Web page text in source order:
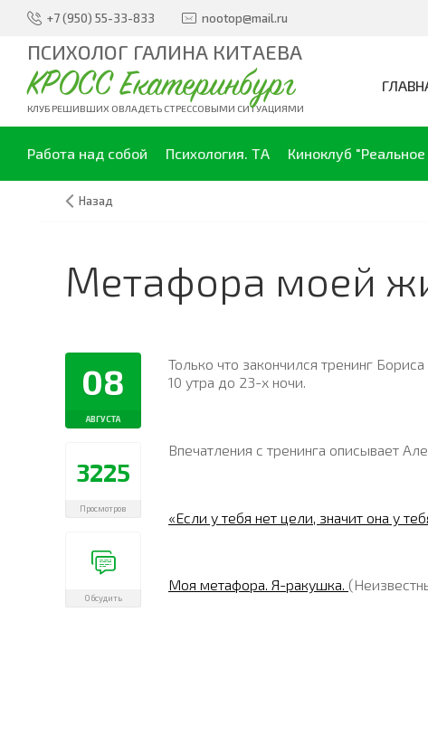
+7 (950) 55-33-833 nootop@mail.ru
ПСИХОЛОГ ГАЛИНА КИТАЕВА
КРОСС Екатеринбург
КЛУБ РЕШИВШИХ ОВЛАДЕТЬ СТРЕССОВЫМИ СИТУАЦИЯМИ
Работа над собой Психология. ТА Киноклуб "Реальное
Назад
Метафора моей
08
АВГУСТА
3225
Просмотров
Обсудить
Только что закончился тренинг
10 утра до 23-х ночи.
Впечатления с тренинга описывает
«Если у тебя нет цели, значит она у
Моя метафора. Я-ракушка.